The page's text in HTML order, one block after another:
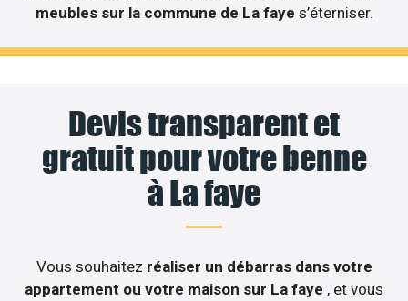
meubles sur la commune de La faye s’éterniser.
Devis transparent et
gratuit pour votre benne
à La faye
Vous souhaitez réaliser un débarras dans votre
appartement ou votre maison sur La faye , et vous